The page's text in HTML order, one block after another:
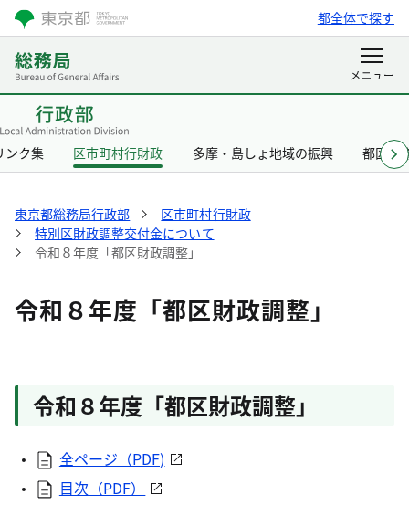
都全体で探す
ンク集 区市町村行財政 多摩・島しょ地域の振興 都区協
東京都総務局行政部
区市町村行財政
特別区財政調整交付金について
令和８年度「都区財政調整」
令和８年度「都区財政調整」
令和８年度「都区財政調整」
全ページ（PDF)
目次（PDF）